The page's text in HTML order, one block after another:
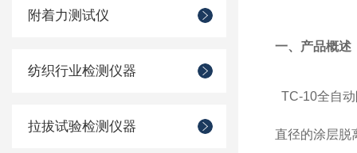
附着力测试仪
纺织行业检测仪器
拉拔试验检测仪器
一、产品概述
TC-10全自
直径的涂层脱